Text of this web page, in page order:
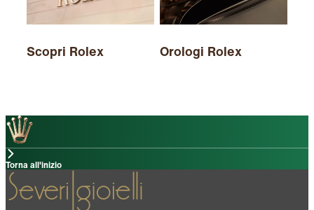
Scopri Rolex Orologi Rolex
Torna all'inizio